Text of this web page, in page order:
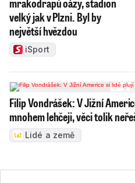
velký jak v Plzni. Byl by
největší hvězdou
iSport
Filip Vondrášek: V Jižní
mnohem lehčeji, věci tolik
Lidé a země